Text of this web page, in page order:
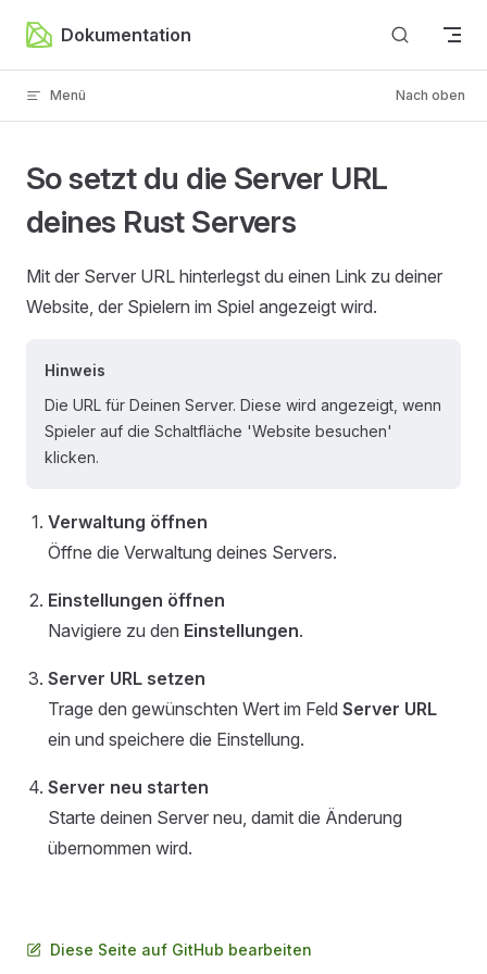
Zum Inhalt springen
Dokumentation
Menü Nach oben
So setzt du die Server URL
deines Rust Servers
Mit der Server URL hinterlegst du einen Link zu deiner
Website, der Spielern im Spiel angezeigt wird.
Hinweis
Die URL für Deinen Server. Diese wird angezeigt, wenn
Spieler auf die Schaltfläche 'Website besuchen'
klicken.
Verwaltung öffnen
Öffne die Verwaltung deines Servers.
Einstellungen öffnen
Navigiere zu den Einstellungen.
Server URL setzen
Trage den gewünschten Wert im Feld Server URL
ein und speichere die Einstellung.
Server neu starten
Starte deinen Server neu, damit die Änderung
übernommen wird.
Diese Seite auf GitHub bearbeiten